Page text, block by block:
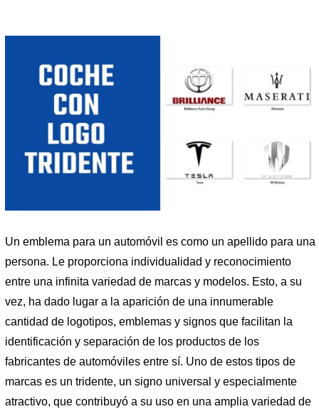
Un emblema para un automóvil es como un apellido para una
persona. Le proporciona individualidad y reconocimiento
entre una infinita variedad de marcas y modelos. Esto, a su
vez, ha dado lugar a la aparición de una innumerable
cantidad de logotipos, emblemas y signos que facilitan la
identificación y separación de los productos de los
fabricantes de automóviles entre sí. Uno de estos tipos de
marcas es un tridente, un signo universal y especialmente
atractivo, que contribuyó a su uso en una amplia variedad de